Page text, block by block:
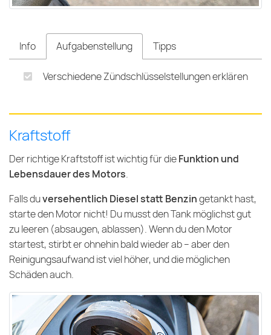
Info Aufgabenstellung Tipps
Verschiedene Zündschlüsselstellungen erklären
Kraftstoff
Der richtige Kraftstoff ist wichtig für dieFunktion und
Lebensdauer des Motors.
Falls duversehentlich Diesel statt Benzingetankt hast,
starte den Motor nicht! Du musst den Tank möglichst gut
zu leeren (absaugen, ablassen). Wenn du den Motor
startest, stirbt er ohnehin bald wieder ab – aber den
Reinigungsaufwand ist viel höher, und die möglichen
Schäden auch.